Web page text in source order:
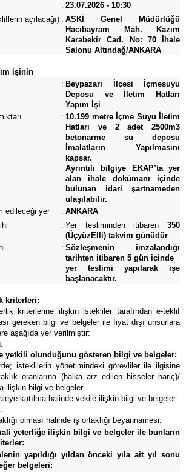
: 23.07.2026 - 10:30
açılacağı) : ASKİ Genel Müdürlüğü
Hacıbayram Mah. Kazım
Karabekir Cad. No: 70 İhale
Salonu Altındağ/ANKARA
işinin
: Beypazarı İlçesi İçmesuyu
Deposu ve İletim Hatları
Yapım İşi
: 10.199 metre İçme Suyu İletim
Hatları ve 2 adet 2500m3
betonarme su deposu
İmalatların Yapılmasını
kapsar.
Ayrıntılı bilgiye EKAP’ta yer
alan ihale dokümanı içinde
bulunan idari şartnameden
ulaşılabilir.
edileceği yer : ANKARA
: Yer tesliminden itibaren 350
(ÜçyüzElli) takvim günüdür.
: Sözleşmenin imzalandığı
tarihten itibaren 5 gün içinde
yer teslimi yapılarak işe
başlanacaktır.
kriterleri:
kriterlerine ilişkin istekliler tarafından e-teklif
gereken bilgi ve belgeler ile fiyat dışı unsurlara
aşağıda yer verilmiştir:
yetkili olunduğunu gösteren bilgi ve belgeler:
isteklilerin yönetimindeki görevliler ile ilgisine
oranlarına (halka arz edilen hisseler hariç)/
ilişkin bilgi ve belgeler.
katılma halinde vekile ilişkin bilgi ve belgeler.
olması halinde iş ortaklığı beyannamesi.
yeterliğe ilişkin bilgi ve belgeler ile bunların
yapıldığı yıldan önceki yıla ait yıl sonu
belgeleri: